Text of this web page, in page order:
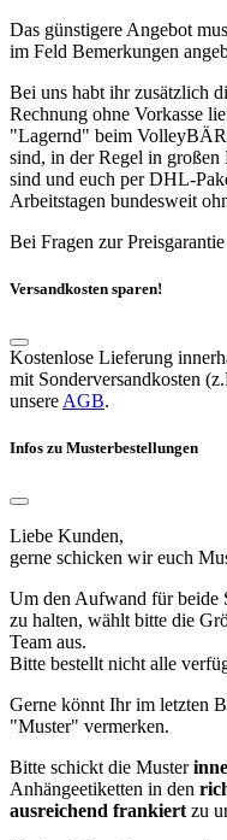
Das günstigere Angebot
im Feld Bemerkungen
Bei uns habt ihr zusätzlich
Rechnung ohne Vorkasse
"Lagernd" beim
sind, in der Regel in
sind und euch per DHL-
Arbeitstagen bundesweit
Bei Fragen zur
Versandkosten sparen!
Kostenlose Lieferung
mit Sonderversandkosten
unsere AGB.
Infos zu Musterbestellungen
Liebe Kunden,
gerne schicken wir euch
Um den Aufwand für beide
zu halten, wählt bitte die
Team aus.
Bitte bestellt nicht alle
Gerne könnt Ihr im letzten
"Muster" vermerken.
Bitte schickt die Muster
Anhängeetiketten in den
ausreichend frankiert zu